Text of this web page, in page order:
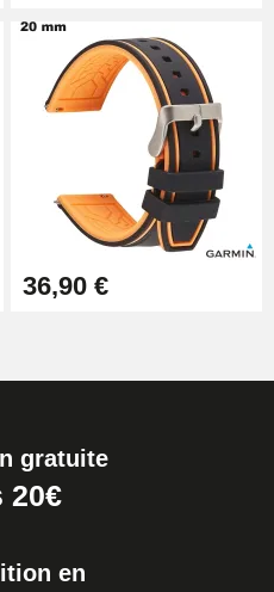
36,90 €
gratuite
20€
en